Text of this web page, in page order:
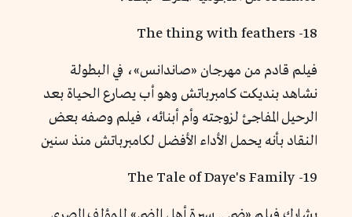
18- The thing with feathers
فيلم قادم من مهرجان «صاندانس»، في البطولة
نشاهد بنديكت كامبرباتش وهو أب يصارع الحياة بعد
الرحيل المفاجئ لزوجته وأم أبنائه، فيلم وصفه بعض
النقاد بأنه يحمل الأداء الأفضل لكامبرباتش منذ سنين
19- The Tale of Daye's Family